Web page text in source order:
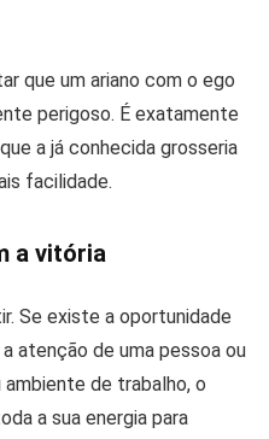
que um ariano com o ego
perigoso. É exatamente
a já conhecida grosseria
facilidade.
a vitória
Se existe a oportunidade
atenção de uma pessoa ou
de trabalho, o
a sua energia para